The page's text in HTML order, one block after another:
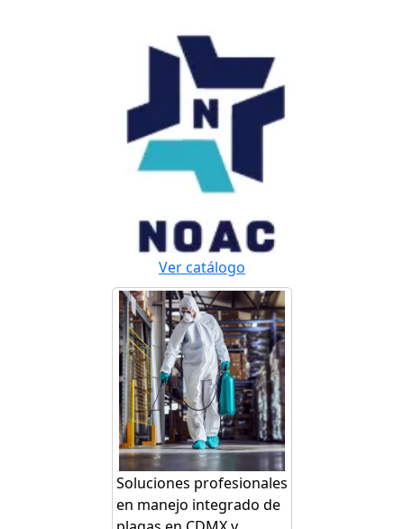
Ver catálogo
Soluciones profesionales
en manejo integrado de